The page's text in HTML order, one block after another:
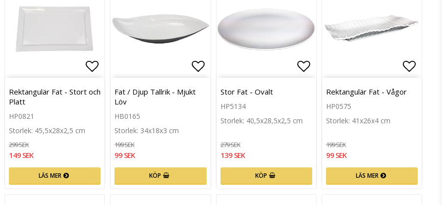
till i favoritlistanLägg till i favoritlistan
Rektangulär Fat - Stort och
Platt
HP0821
Storlek: 45,5x28x2,5 cm
299 SEK
149 SEK
LÄS MER
Lägg till i favoritlistan
Fat / Djup Tallrik - Mjukt
Löv
HB0165
Storlek: 34x18x3 cm
199 SEK
99 SEK
KÖP
Lägg till i favoritlistan
Stor Fat - Ovalt
HP5134
Storlek: 40,5x28,5x2,5 cm
279 SEK
139 SEK
KÖP
Rektangulär Fat - Vågor
HP0575
Storlek: 41x26x4 cm
199 SEK
99 SEK
LÄS MER